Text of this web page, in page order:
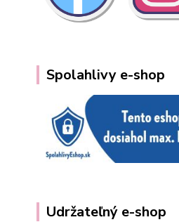
Spolahlivy e-shop
Udržateľný e-shop